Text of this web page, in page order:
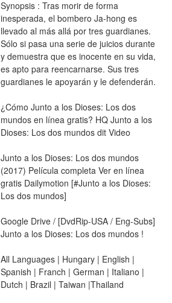
Synopsis : Tras morir de forma
inesperada, el bombero Ja-hong es
llevado al más allá por tres guardianes.
Sólo si pasa una serie de juicios durante
y demuestra que es inocente en su vida,
es apto para reencarnarse. Sus tres
guardianes le apoyarán y le defenderán.
¿Cómo Junto a los Dioses: Los dos
mundos en línea gratis? HQ Junto a los
Dioses: Los dos mundos dit Video
Junto a los Dioses: Los dos mundos
(2017) Película completa Ver en línea
gratis Dailymotion [#Junto a los Dioses:
Los dos mundos]
Google Drive / [DvdRip-USA / Eng-Subs]
Junto a los Dioses: Los dos mundos !
All Languages | Hungary | English |
Spanish | Franch | German | Italiano |
Dutch | Brazil | Taiwan |Thailand